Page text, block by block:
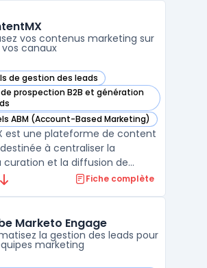
vos contenus marketing sur
canaux
de gestion des leads
dans cette catégorie
prospection B2B et génération
dans cette catégorie
ABM (Account-Based Marketing)
dans cette catégorie
est une plateforme de content
à centraliser la
curation et la diffusion de
un contexte de réseaux de
rencontrent la question de
communication ré ...
Fiche complète
Marketo Engage
la gestion des leads pour
marketing